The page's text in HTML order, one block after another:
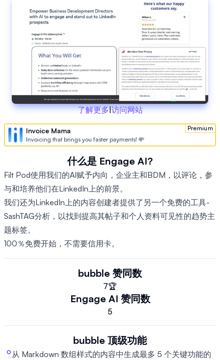
了解更多|访问网站
Premium
Invoice Mama
Invoicing that brings you faster payments! 💸
什么是 Engage AI?
Filt Pod使用我们的AI赋予内向，企业主和BDM，以评论，参
与和培养他们在LinkedIn上的前景。
我们还为LinkedIn上的内容创建者提供了另一个免费的工具-
SashTAG分析，以找到提高其帖子和个人资料可见性的趋势主
题标签。
100％免费开始，不需要信用卡。
bubble 赞同数
7🏆
Engage AI 赞同数
5
bubble 顶级功能
从 Markdown 数组样式的内容中生成最多 5 个关键功能的